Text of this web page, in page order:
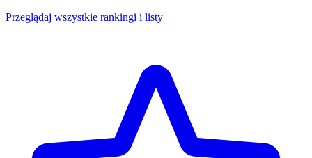
Przeglądaj wszystkie rankingi i listy